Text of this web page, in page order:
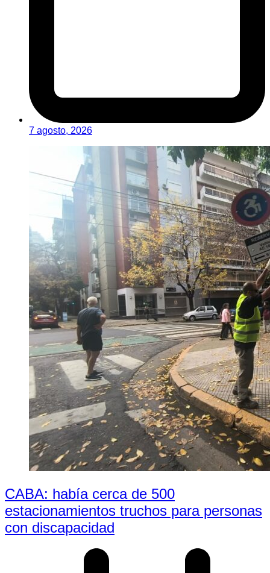
7 agosto, 2026
CABA: había cerca de 500
estacionamientos truchos para personas
con discapacidad